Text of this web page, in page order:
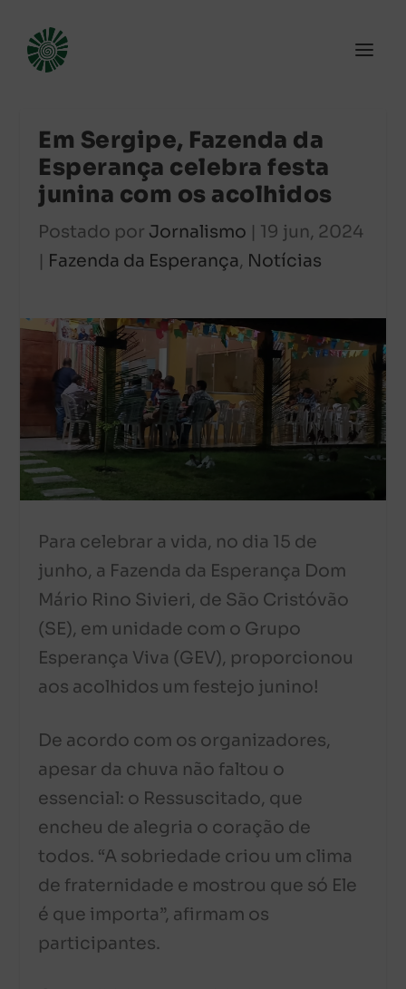
Em Sergipe, Fazenda da
Esperança celebra festa
junina com os acolhidos
Postado por Jornalismo | 19 jun, 2024
| Fazenda da Esperança, Notícias
Para celebrar a vida, no dia 15 de
junho, a Fazenda da Esperança Dom
Mário Rino Sivieri, de São Cristóvão
(SE), em unidade com o Grupo
Esperança Viva (GEV), proporcionou
aos acolhidos um festejo junino!
De acordo com os organizadores,
apesar da chuva não faltou o
essencial: o Ressuscitado, que
encheu de alegria o coração de
todos. “A sobriedade criou um clima
de fraternidade e mostrou que só Ele
é que importa”, afirmam os
participantes.